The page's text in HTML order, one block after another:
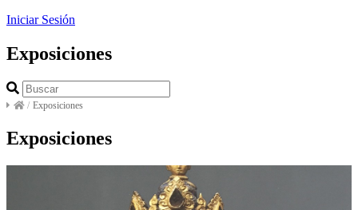
Iniciar Sesión
Exposiciones
/ Exposiciones
Exposiciones